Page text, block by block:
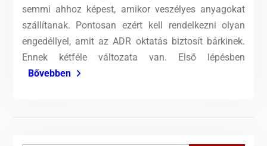
semmi ahhoz képest, amikor veszélyes anyagokat
szállítanak. Pontosan ezért kell rendelkezni olyan
engedéllyel, amit az ADR oktatás biztosít bárkinek.
Ennek kétféle változata van. Első lépésben
Bővebben